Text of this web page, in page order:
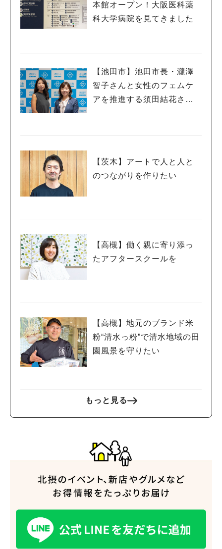
本館オープン！大阪医科薬
科大学病院を見てきました
【池田市】池田市長・瀧澤
智子さんと女性のフェムケ
アを推進する須田結花さん
【茨木】アートで人と人と
のつながりを作りたい
【高槻】働く親に寄り添っ
たアフタースクールを
【高槻】地元のブランド米
粉“清水っ粉”で清水地域の田
園風景を守りたい
もっと見る